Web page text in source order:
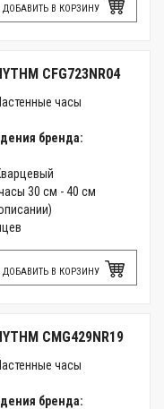
ДОБАВИТЬ В КОРЗИНУ
CFG723NR04
часы
бренда:
30 см - 40 см
ДОБАВИТЬ В КОРЗИНУ
CMG429NR19
часы
бренда: